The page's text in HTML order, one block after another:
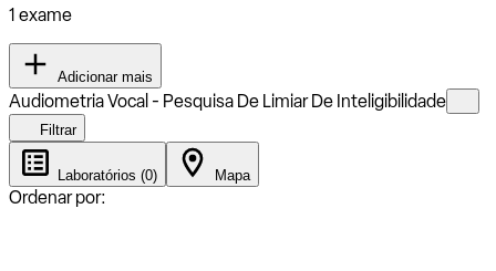
1 exame
Adicionar mais
Audiometria Vocal - Pesquisa De Limiar De Inteligibilidade
Filtrar
Laboratórios (0) Mapa
Ordenar por: